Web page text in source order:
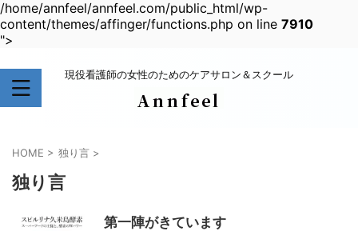
/home/annfeel/annfeel.com/public_html/wp-
content/themes/affinger/functions.php on line 7910
">
現役看護師の女性のためのケアサロン＆スクール
HOME > 独り言 >
独り言
第一陣がきています